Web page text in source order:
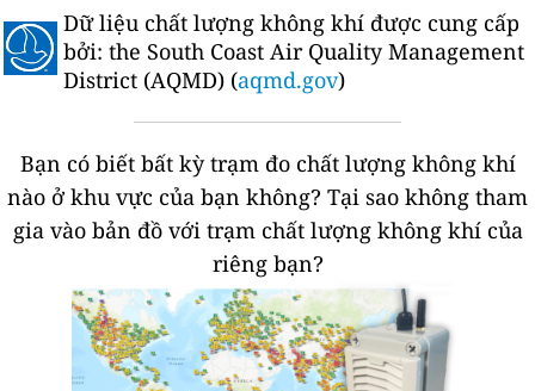
Dữ liệu chất lượng không khí được cung cấp
bởi: the South Coast Air Quality Management
District (AQMD) (aqmd.gov)
Bạn có biết bất kỳ trạm đo chất lượng không khí
nào ở khu vực của bạn không? Tại sao không tham
gia vào bản đồ với trạm chất lượng không khí của
riêng bạn?